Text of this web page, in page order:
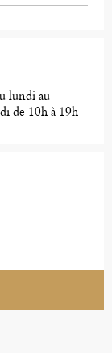
lundi au
de 10h à 19h